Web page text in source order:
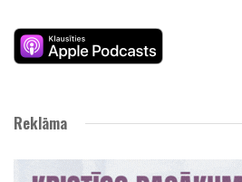
Reklāma